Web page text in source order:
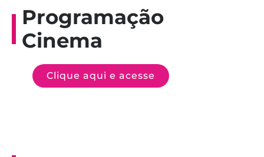
Programação
Cinema
Clique aqui e acesse